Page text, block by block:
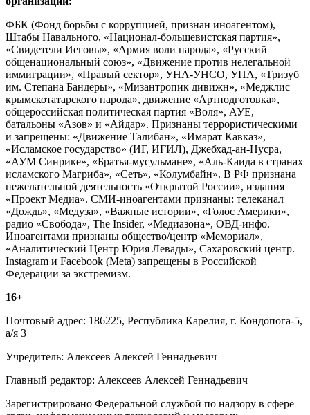
ФБК (Фонд борьбы с коррупцией, признан иноагентом),
Штабы Навального, «Национал-большевистская партия»,
«Свидетели Иеговы», «Армия воли народа», «Русский
общенациональный союз», «Движение против нелегальной
иммиграции», «Правый сектор», УНА-УНСО, УПА, «Тризуб
им. Степана Бандеры», «Мизантропик дивижн», «Меджлис
крымскотатарского народа», движение «Артподготовка»,
общероссийская политическая партия «Воля», АУЕ,
батальоны «Азов» и «Айдар». Признаны террористическими
и запрещены: «Движение Талибан», «Имарат Кавказ»,
«Исламское государство» (ИГ, ИГИЛ), Джебхад-ан-Нусра,
«АУМ Синрике», «Братья-мусульмане», «Аль-Каида в странах
исламского Магриба», «Сеть», «Колумбайн». В РФ признана
нежелательной деятельность «Открытой России», издания
«Проект Медиа». СМИ-иноагентами признаны: телеканал
«Дождь», «Медуза», «Важные истории», «Голос Америки»,
радио «Свобода», The Insider, «Медиазона», ОВД-инфо.
Иноагентами признаны общество/центр «Мемориал»,
«Аналитический Центр Юрия Левады», Сахаровский центр.
Instagram и Facebook (Metа) запрещены в Российской
Федерации за экстремизм.
16+
Почтовый адрес: 186225, Республика Карелия, г. Кондопога-5,
а/я 3
Учредитель: Алексеев Алексей Геннадьевич
Главный редактор: Алексеев Алексей Геннадьевич
Зарегистрировано Федеральной службой по надзору в сфере